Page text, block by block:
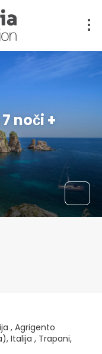
noči +
, Agrigento
Italija , Trapani,